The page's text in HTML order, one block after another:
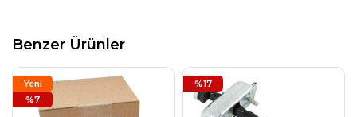
Benzer Ürünler
Yeni
Ürün
%7
%17